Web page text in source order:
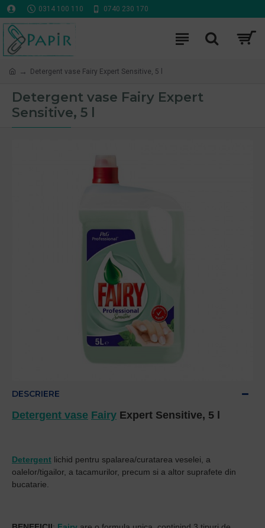
0314 100 110 0740 230 170
Detergent vase Fairy Expert Sensitive, 5 l
Detergent vase Fairy Expert
Sensitive, 5 l
DESCRIERE
Detergent vase Fairy Expert Sensitive, 5 l
Detergent lichid pentru spalarea/curatarea veselei, a
oalelor/tigailor, a tacamurilor, precum si a altor suprafete din
bucatarie.